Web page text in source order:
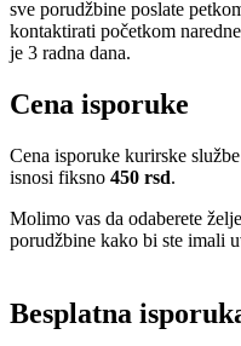
sve porudžbine poslate
kontaktirati početkom
je 3 radna dana.
Cena isporuke
Cena isporuke kurirske
isnosi fiksno 450 rsd.
Molimo vas da odaberete
porudžbine kako bi ste imali
Besplatna